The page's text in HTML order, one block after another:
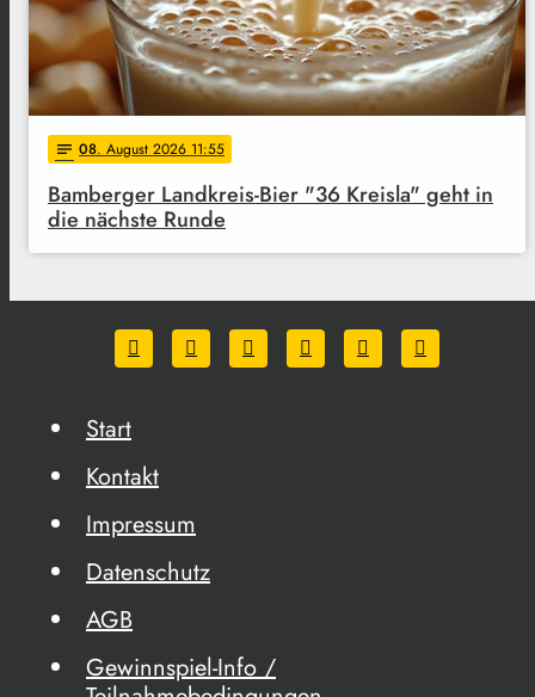
notes 08. August 2026 11:55
Bamberger Landkreis-Bier "36 Kreisla" geht in
die nächste Runde
Start
Kontakt
Impressum
Datenschutz
AGB
Gewinnspiel-Info /